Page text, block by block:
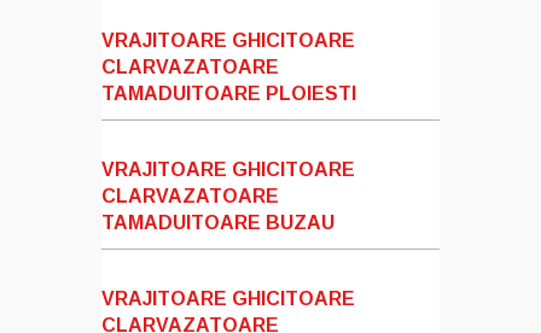
VRAJITOARE GHICITOARE
CLARVAZATOARE
TAMADUITOARE PLOIESTI
VRAJITOARE GHICITOARE
CLARVAZATOARE
TAMADUITOARE BUZAU
VRAJITOARE GHICITOARE
CLARVAZATOARE